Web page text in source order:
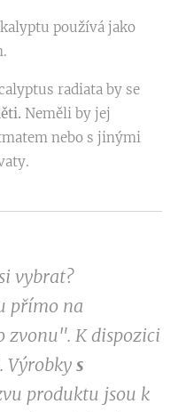
používá jako
radiata by se
Neměli by jej
nebo s jinými
vybrat?
přímo na
zvonu". K dispozici
. Výrobky s
produktu jsou k